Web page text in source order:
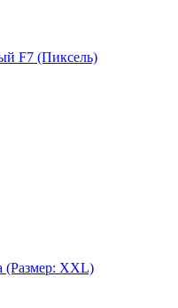
F7 (Пиксель)
(Размер: XXL)